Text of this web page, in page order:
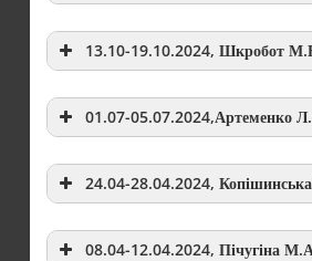
13.10-19.10.2024, Шкробот
01.07-
24.04-28.04.2024,
08.04-12.04.2024, Пічугіна